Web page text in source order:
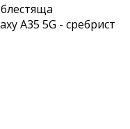
A35 5G - сребрист